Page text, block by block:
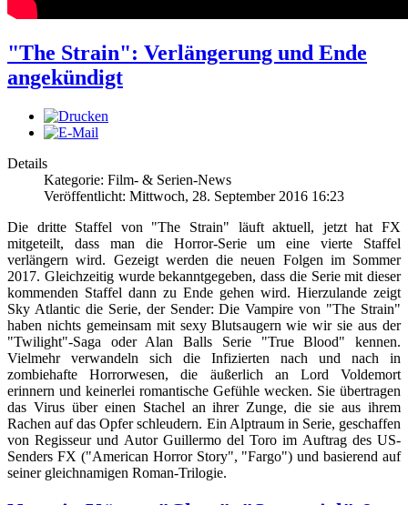
"The Strain": Verlängerung und Ende
angekündigt
Details
Kategorie: Film- & Serien-News
Veröffentlicht: Mittwoch, 28. September 2016 16:23
Die dritte Staffel von "The Strain" läuft aktuell, jetzt hat FX
mitgeteilt, dass man die Horror-Serie um eine vierte Staffel
verlängern wird. Gezeigt werden die neuen Folgen im Sommer
2017. Gleichzeitig wurde bekanntgegeben, dass die Serie mit dieser
kommenden Staffel dann zu Ende gehen wird. Hierzulande zeigt
Sky Atlantic die Serie, der Sender: Die Vampire von "The Strain"
haben nichts gemeinsam mit sexy Blutsaugern wie wir sie aus der
"Twilight"-Saga oder Alan Balls Serie "True Blood" kennen.
Vielmehr verwandeln sich die Infizierten nach und nach in
zombiehafte Horrorwesen, die äußerlich an Lord Voldemort
erinnern und keinerlei romantische Gefühle wecken. Sie übertragen
das Virus über einen Stachel an ihrer Zunge, die sie aus ihrem
Rachen auf das Opfer schleudern. Ein Alptraum in Serie, geschaffen
von Regisseur und Autor Guillermo del Toro im Auftrag des US-
Senders FX ("American Horror Story", "Fargo") und basierend auf
seiner gleichnamigen Roman-Trilogie.